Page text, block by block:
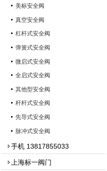
美标安全阀
真空安全阀
杠杆式安全阀
弹簧式安全阀
微启式安全阀
全启式安全阀
其他型安全阀
杆杆式安全阀
先导式安全阀
脉冲式安全阀
手机 13817855033
上海标一阀门